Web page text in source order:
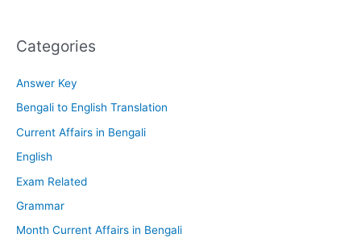
Categories
Answer Key
Bengali to English Translation
Current Affairs in Bengali
English
Exam Related
Grammar
Month Current Affairs in Bengali